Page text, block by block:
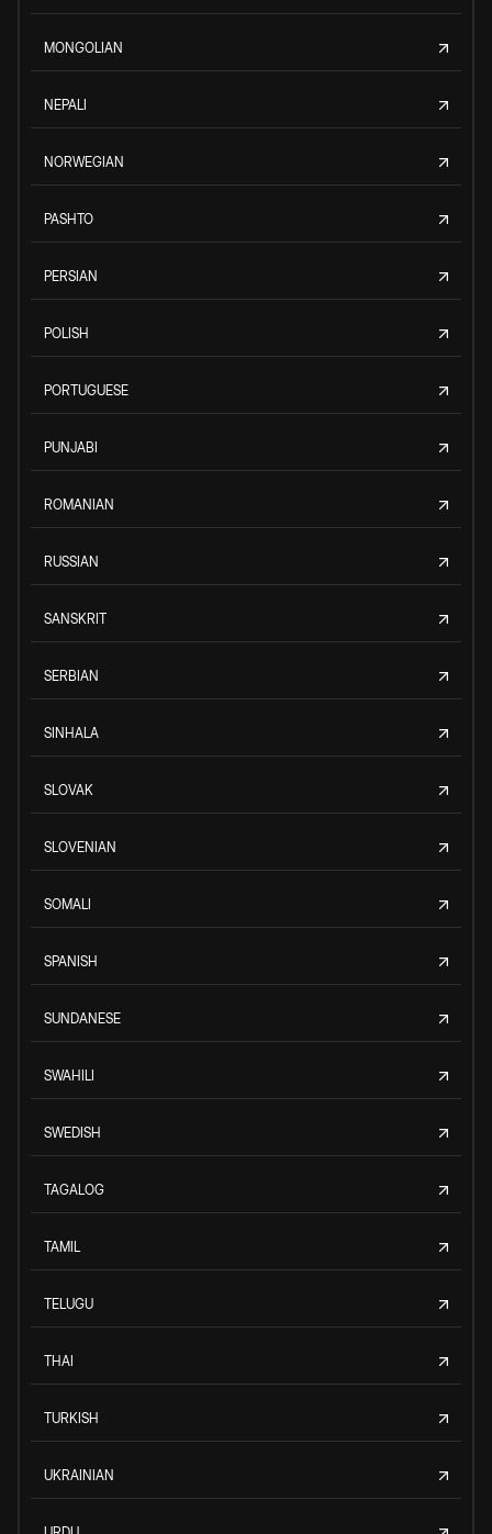
MONGOLIAN
NEPALI
NORWEGIAN
PASHTO
PERSIAN
POLISH
PORTUGUESE
PUNJABI
ROMANIAN
RUSSIAN
SANSKRIT
SERBIAN
SINHALA
SLOVAK
SLOVENIAN
SOMALI
SPANISH
SUNDANESE
SWAHILI
SWEDISH
TAGALOG
TAMIL
TELUGU
THAI
TURKISH
UKRAINIAN